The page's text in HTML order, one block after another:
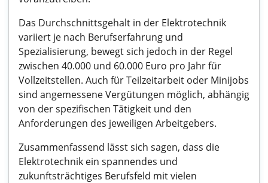
Das Durchschnittsgehalt in der Elektrotechnik
variiert je nach Berufserfahrung und
Spezialisierung, bewegt sich jedoch in der Regel
zwischen 40.000 und 60.000 Euro pro Jahr für
Vollzeitstellen. Auch für Teilzeitarbeit oder Minijobs
sind angemessene Vergütungen möglich, abhängig
von der spezifischen Tätigkeit und den
Anforderungen des jeweiligen Arbeitgebers.
Zusammenfassend lässt sich sagen, dass die
Elektrotechnik ein spannendes und
zukunftsträchtiges Berufsfeld mit vielen